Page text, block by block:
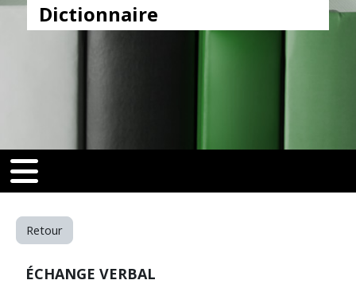
Dictionnaire
[[nav-toggle]]
toggle]]
Retour
ÉCHANGE VERBAL